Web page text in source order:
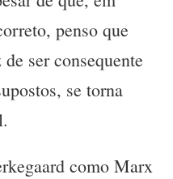
penso que
ser consequente
se torna
como Marx